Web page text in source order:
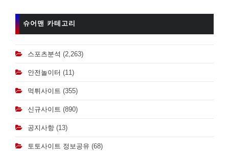
슈어맨 카테고리
스포츠분석 (2,263)
안전놀이터 (11)
먹튀사이트 (355)
신규사이트 (890)
공지사항 (13)
토토사이트 정보공유 (68)